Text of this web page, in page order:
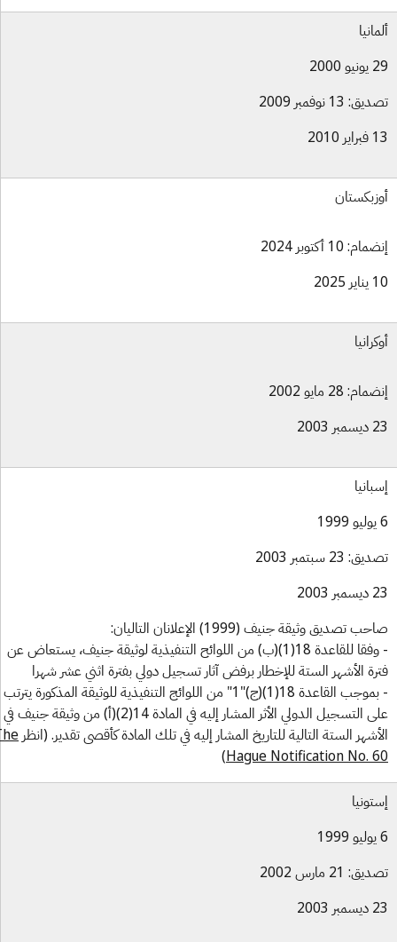
13 نوفمبر 2009
10 أكتوبر 2024
28 مايو 2002
23 سبتمبر 2003
تصديق وثيقة جنيف (1999) الإعلانان التاليان:
- وفقا للقاعدة 18(1)(ب) من اللوائح التنفيذية لوثيقة جنيف، يستعاض عن
الأشهر الستة للإخطار برفض آثار تسجيل دولي بفترة اثني عشر شهرا
- بموجب القاعدة 18(1)(ج)"1" من اللوائج التنفيذية للوثيقة المذكورة يترتب
على التسجيل الدولي الأثر المشار إليه في المادة 14(2)(أ) من وثيقة جنيف في
الستة التالية للتاريخ المشار إليه في تلك المادة كأقصى تقدير. (انظرThe
Hague Notification No.
)
21 مارس 2002